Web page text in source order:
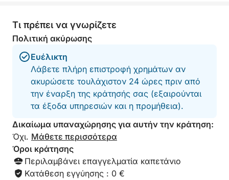
Τι πρέπει να γνωρίζετε
Πολιτική ακύρωσης
Ευέλικτη
Λάβετε πλήρη επιστροφή χρημάτων αν
ακυρώσετε τουλάχιστον 24 ώρες πριν από
την έναρξη της κράτησής σας (εξαιρούνται
τα έξοδα υπηρεσιών και η προμήθεια).
Δικαίωμα υπαναχώρησης για αυτήν την κράτηση:
Όχι. Μάθετε περισσότερα
Όροι κράτησης
Περιλαμβάνει επαγγελματία καπετάνιο
Κατάθεση εγγύησης : 0 €